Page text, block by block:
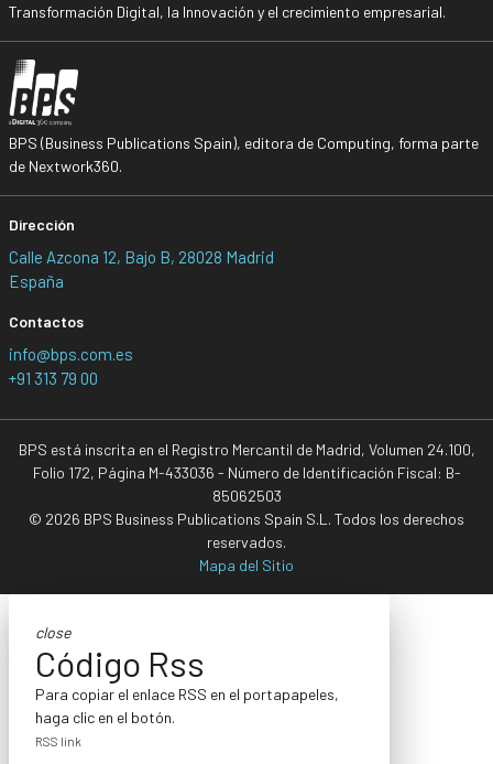
Transformación Digital, la Innovación y el crecimiento empresarial.
BPS (Business Publications Spain), editora de Computing, forma parte
de Nextwork360.
Dirección
Calle Azcona 12, Bajo B, 28028 Madrid
España
Contactos
info@bps.com.es
+91 313 79 00
BPS está inscrita en el Registro Mercantil de Madrid, Volumen 24.100,
Folio 172, Página M-433036 - Número de Identificación Fiscal: B-
85062503
© 2026 BPS Business Publications Spain S.L. Todos los derechos
reservados.
Mapa del Sitio
close
Código Rss
Para copiar el enlace RSS en el portapapeles,
haga clic en el botón.
RSS link